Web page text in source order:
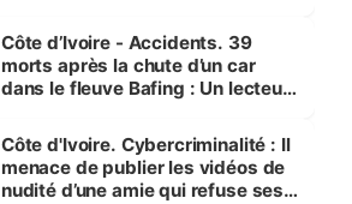
Côte d’Ivoire - Accidents. 39
morts après la chute d’un car
dans le fleuve Bafing : Un lecteur
des Transports
Côte d'Ivoire. Cybercriminalité : Il
menace de publier les vidéos de
nudité d’une amie qui refuse ses